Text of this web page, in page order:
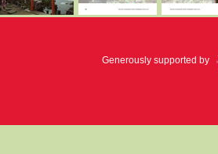
Generously supported by